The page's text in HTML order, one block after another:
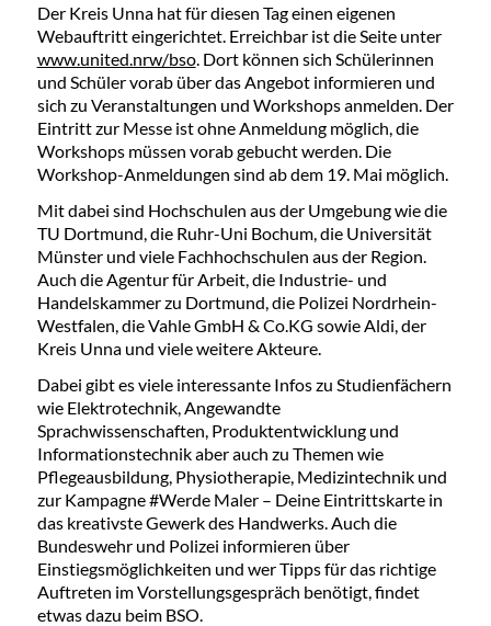
Der Kreis Unna hat für diesen Tag einen eigenen
Webauftritt eingerichtet. Erreichbar ist die Seite unter
www.united.nrw/bso. Dort können sich Schülerinnen
und Schüler vorab über das Angebot informieren und
sich zu Veranstaltungen und Workshops anmelden. Der
Eintritt zur Messe ist ohne Anmeldung möglich, die
Workshops müssen vorab gebucht werden. Die
Workshop-Anmeldungen sind ab dem 19. Mai möglich.
Mit dabei sind Hochschulen aus der Umgebung wie die
TU Dortmund, die Ruhr-Uni Bochum, die Universität
Münster und viele Fachhochschulen aus der Region.
Auch die Agentur für Arbeit, die Industrie- und
Handelskammer zu Dortmund, die Polizei Nordrhein-
Westfalen, die Vahle GmbH & Co.KG sowie Aldi, der
Kreis Unna und viele weitere Akteure.
Dabei gibt es viele interessante Infos zu Studienfächern
wie Elektrotechnik, Angewandte
Sprachwissenschaften, Produktentwicklung und
Informationstechnik aber auch zu Themen wie
Pflegeausbildung, Physiotherapie, Medizintechnik und
zur Kampagne #Werde Maler – Deine Eintrittskarte in
das kreativste Gewerk des Handwerks. Auch die
Bundeswehr und Polizei informieren über
Einstiegsmöglichkeiten und wer Tipps für das richtige
Auftreten im Vorstellungsgespräch benötigt, findet
etwas dazu beim BSO.